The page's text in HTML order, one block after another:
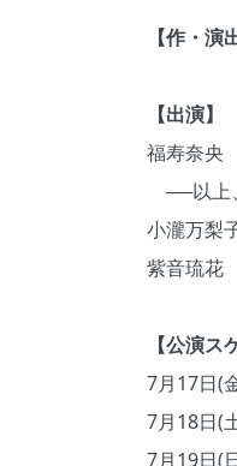
【作・演
【出演】
福寿奈
──以上
小瀧万梨
紫音琉
【公演ス
7月17日(
7月18日(
7月19日(